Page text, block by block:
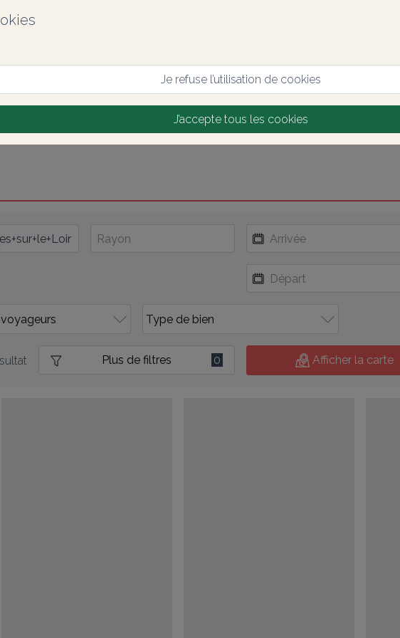
Je refuse l’utilisation de cookies
J’accepte tous les cookies
Plus de filtres 0 Afficher la carte